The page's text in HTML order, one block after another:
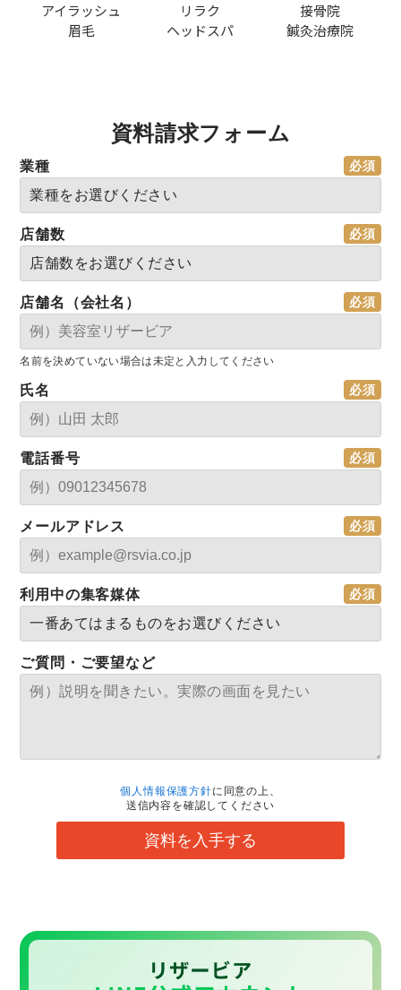
アイラッシュ
眉毛
リラク
ヘッドスパ
接骨院
鍼灸治療院
資料請求フォーム
業種
店舗数
店舗名（会社名）
名前を決めていない場合は未定と入力してください
氏名
電話番号
メールアドレス
利用中の集客媒体
ご質問・ご要望など
個人情報保護方針に同意の上、
送信内容を確認してください
資料を入手する